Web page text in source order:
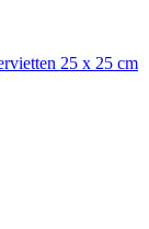
25 x 25 cm